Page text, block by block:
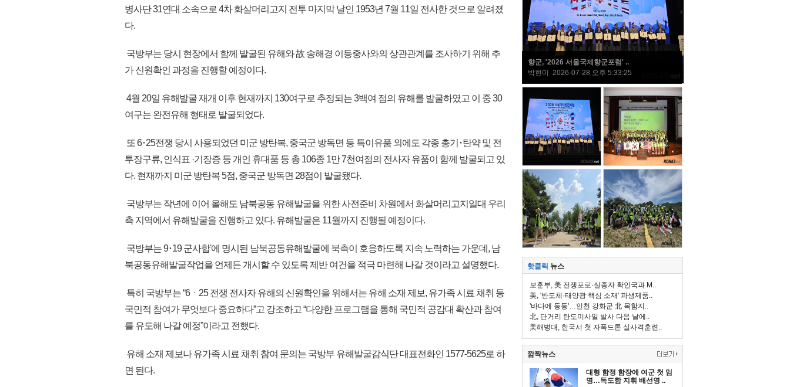
병사단 31연대 소속으로 4차 화살머리고지 전투 마지막 날인 1953년 7월 11일 전사한 것으로 알려졌
다.
국방부는 당시 현장에서 함께 발굴된 유해와 故 송해경 이등중사와의 상관관계를 조사하기 위해 추
가 신원확인 과정을 진행할 예정이다.
4월 20일 유해발굴 재개 이후 현재까지 130여구로 추정되는 3백여 점의 유해를 발굴하였고 이 중 30
여구는 완전유해 형태로 발굴되었다.
또 6･25전쟁 당시 사용되었던 미군 방탄복, 중국군 방독면 등 특이유품 외에도 각종 총기･탄약 및 전
투장구류, 인식표 ·기장증 등 개인 휴대품 등 총 106종 1만 7천여점의 전사자 유품이 함께 발굴되고 있
다. 현재까지 미군 방탄복 5점, 중국군 방독면 28점이 발굴됐다.
국방부는 작년에 이어 올해도 남북공동 유해발굴을 위한 사전준비 차원에서 화살머리고지일대 우리
측 지역에서 유해발굴을 진행하고 있다. 유해발굴은 11월까지 진행될 예정이다.
국방부는 9･19 군사합'에 명시된 남북공동유해발굴에 북측이 호응하도록 지속 노력하는 가운데, 남
북공동유해발굴작업을 언제든 개시할 수 있도록 제반 여건을 적극 마련해 나갈 것이라고 설명했다.
특히 국방부는 “6ㆍ25 전쟁 전사자 유해의 신원확인을 위해서는 유해 소재 제보, 유가족 시료 채취 등
국민적 참여가 무엇보다 중요하다”고 강조하고 “다양한 프로그램을 통해 국민적 공감대 확산과 참여
를 유도해 나갈 예정”이라고 전했다.
유해 소재 제보나 유가족 시료 채취 참여 문의는 국방부 유해발굴감식단 대표전화인 1577-5625로 하
면 된다.
향군, '2026 서울국제향군포럼' ..
박현미 2026-07-28 오후 5:33:25
핫클릭 뉴스
보훈부, 美 전쟁포로·실종자 확인국과 M..
美, '반도체·태양광 핵심 소재' 파생제품..
'바다에 둥둥'…인천 강화군 北 목함지..
北, 단거리 탄도미사일 발사 다음 날에..
美해병대, 한국서 첫 자폭드론 실사격훈련..
깜짝뉴스
대형 함정 함장에 여군 첫 임
명…독도함 지휘 배선영 ..